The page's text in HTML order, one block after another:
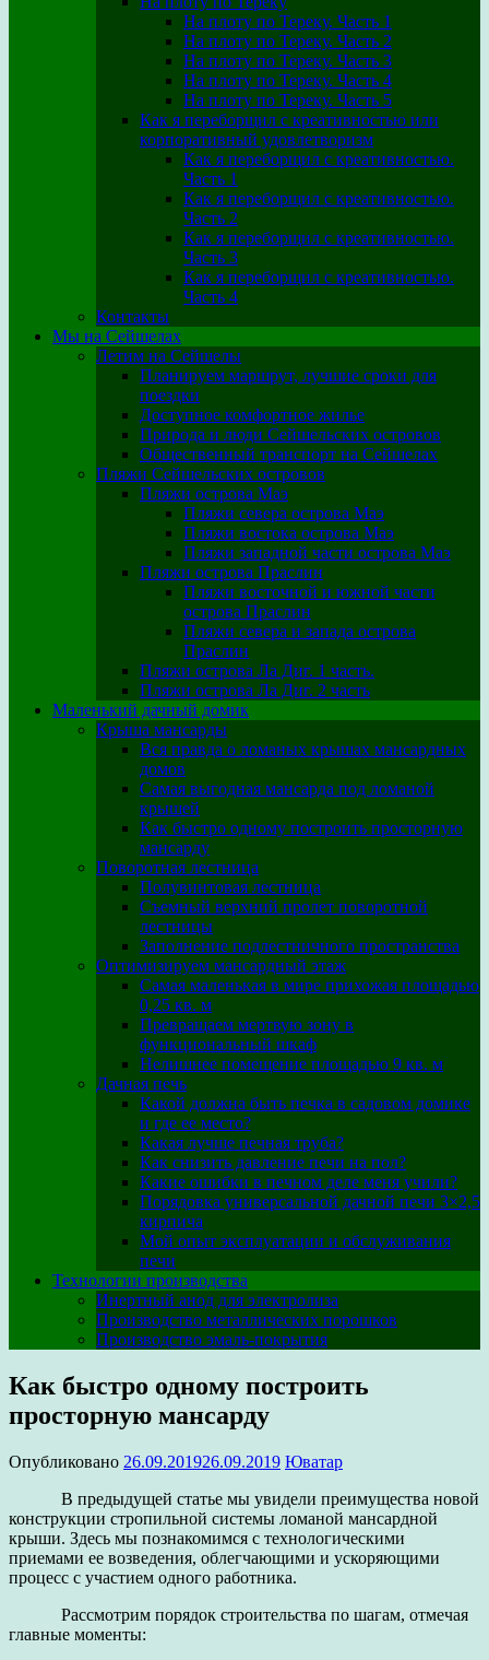
На плоту по Тереку. Часть 1
На плоту по Тереку. Часть 2
На плоту по Тереку. Часть 3
На плоту по Тереку. Часть 4
На плоту по Тереку. Часть 5
Как я переборщил с креативностью или
корпоративный удовлетворизм
Как я переборщил с креативностью.
Часть 1
Как я переборщил с креативностью.
Часть 2
Как я переборщил с креативностью.
Часть 3
Как я переборщил с креативностью.
Часть 4
Контакты
Мы на Сейшелах
Летим на Сейшелы
Планируем маршрут, лучшие сроки для
поездки
Доступное комфортное жилье
Природа и люди Сейшельских островов
Общественный транспорт на Сейшелах
Пляжи Сейшельских островов
Пляжи острова Маэ
Пляжи севера острова Маэ
Пляжи востока острова Маэ
Пляжи западной части острова Маэ
Пляжи острова Праслин
Пляжи восточной и южной части
острова Праслин
Пляжи севера и запада острова
Праслин
Пляжи острова Ла Диг. 1 часть.
Пляжи острова Ла Диг. 2 часть
Маленький дачный домик
Крыша мансарды
Вся правда о ломаных крышах мансардных
домов
Самая выгодная мансарда под ломаной
крышей
Как быстро одному построить просторную
мансарду
Поворотная лестница
Полувинтовая лестница
Съемный верхний пролет поворотной
лестницы
Заполнение подлестничного пространства
Оптимизируем мансардный этаж
Самая маленькая в мире прихожая площадью
0,25 кв. м
Превращаем мертвую зону в
функциональный шкаф
Нелишнее помещение площадью 9 кв. м
Дачная печь
Какой должна быть печка в садовом домике
и где ее место?
Какая лучше печная труба?
Как снизить давление печи на пол?
Какие ошибки в печном деле меня учили?
Порядовка универсальной дачной печи 3×2,5
кирпича
Мой опыт эксплуатации и обслуживания
печи
Технологии производства
Инертный анод для электролиза
Производство металлических порошков
Производство эмаль-покрытия
Как быстро одному построить
просторную мансарду
Опубликовано 26.09.201926.09.2019 Юватар
В предыдущей статье мы увидели преимущества новой
конструкции стропильной системы ломаной мансардной
крыши. Здесь мы познакомимся с технологическими
приемами ее возведения, облегчающими и ускоряющими
процесс с участием одного работника.
Рассмотрим порядок строительства по шагам, отмечая
главные моменты: